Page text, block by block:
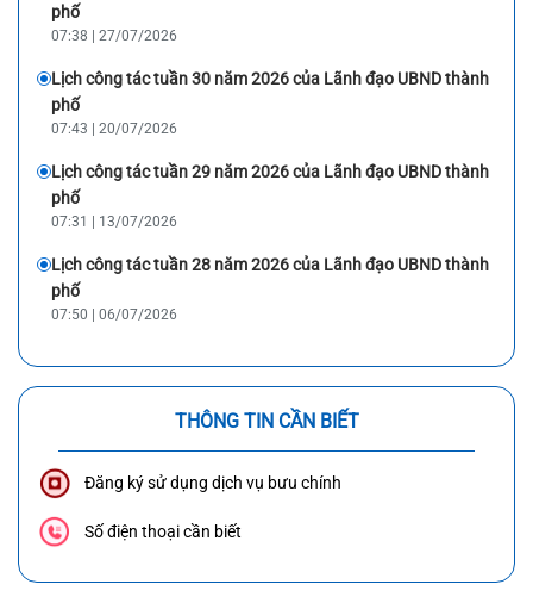
phố
07:38 | 27/07/2026
Lịch công tác tuần 30 năm 2026 của Lãnh đạo UBND thành
phố
07:43 | 20/07/2026
Lịch công tác tuần 29 năm 2026 của Lãnh đạo UBND thành
phố
07:31 | 13/07/2026
Lịch công tác tuần 28 năm 2026 của Lãnh đạo UBND thành
phố
07:50 | 06/07/2026
THÔNG TIN CẦN BIẾT
Đăng ký sử dụng dịch vụ bưu chính
Số điện thoại cần biết